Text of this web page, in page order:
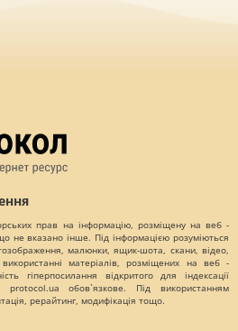
прав на інформацію, розміщену на веб -
не вказано інше. Під інформацією розуміються
малюнки, ящик-шота, скани, відео,
матеріалів, розміщених на веб -
гіперпосилання відкритого для індексації
обов`язкове. Під використанням
рерайтинг, модифікація тощо.